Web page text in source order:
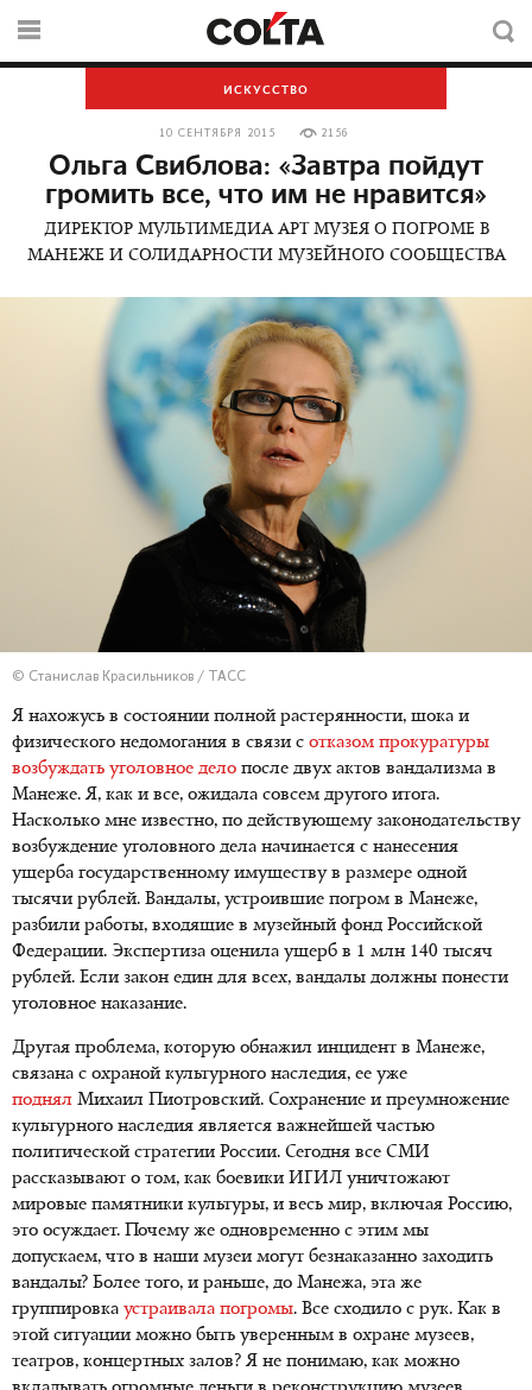
ИСКУССТВО
10 СЕНТЯБРЯ 2015 2156
Ольга Свиблова: «Завтра пойдут
громить все, что им не нравится»
ДИРЕКТОР МУЛЬТИМЕДИА АРТ МУЗЕЯ О ПОГРОМЕ В
МАНЕЖЕ И СОЛИДАРНОСТИ МУЗЕЙНОГО СООБЩЕСТВА
© Станислав Красильников / ТАСС
Я нахожусь в состоянии полной растерянности, шока и
физического недомогания в связи с отказом прокуратуры
возбуждать уголовное дело после двух актов вандализма в
Манеже. Я, как и все, ожидала совсем другого итога.
Насколько мне известно, по действующему законодательству
возбуждение уголовного дела начинается с нанесения
ущерба государственному имуществу в размере одной
тысячи рублей. Вандалы, устроившие погром в Манеже,
разбили работы, входящие в музейный фонд Российской
Федерации. Экспертиза оценила ущерб в 1 млн 140 тысяч
рублей. Если закон един для всех, вандалы должны понести
уголовное наказание.
Другая проблема, которую обнажил инцидент в Манеже,
связана с охраной культурного наследия, ее уже
поднял Михаил Пиотровский. Сохранение и преумножение
культурного наследия является важнейшей частью
политической стратегии России. Сегодня все СМИ
рассказывают о том, как боевики ИГИЛ уничтожают
мировые памятники культуры, и весь мир, включая Россию,
это осуждает. Почему же одновременно с этим мы
допускаем, что в наши музеи могут безнаказанно заходить
вандалы? Более того, и раньше, до Манежа, эта же
группировка устраивала погромы. Все сходило с рук. Как в
этой ситуации можно быть уверенным в охране музеев,
театров, концертных залов? Я не понимаю, как можно